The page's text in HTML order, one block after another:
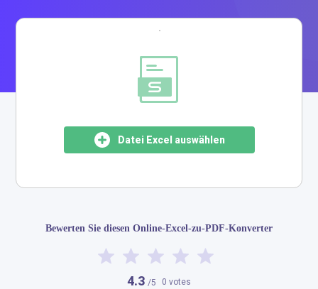
Datei Excel auswählen
​​Bewerten Sie diesen Online-Excel-zu-PDF-Konverter​
4.3 /5 0 votes